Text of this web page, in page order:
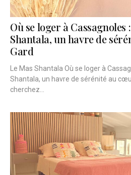
Où se loger à Cassagnoles
Shantala, un havre de
Gard
Le Mas Shantala Où se loger à
Shantala, un havre de sérénité au
cherchez...